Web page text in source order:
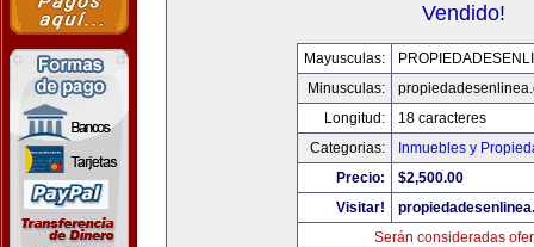
Vendido!
Mayusculas:
Minusculas:
Longitud:
18 caracteres
Categorias:
Inmuebles y
Precio:
$2,500.00
Visitar!
Serán consideradas